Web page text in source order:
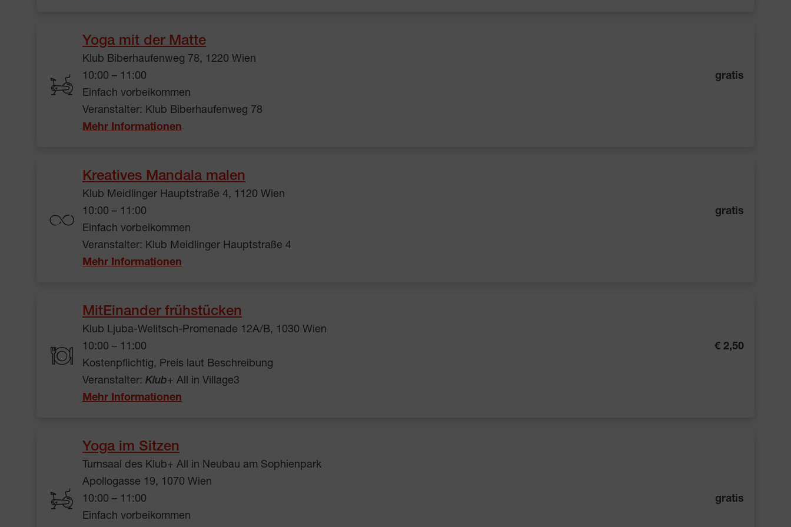
Yoga mit der Matte
Klub Biberhaufenweg 78, 1220 Wien
10:00 – 11:00
gratis
Einfach vorbeikommen
Veranstalter: Klub Biberhaufenweg 78
Mehr Informationen
Kreatives Mandala malen
Klub Meidlinger Hauptstraße 4, 1120 Wien
10:00 – 11:00
gratis
Einfach vorbeikommen
Veranstalter: Klub Meidlinger Hauptstraße 4
Mehr Informationen
MitEinander frühstücken
Klub Ljuba-Welitsch-Promenade 12A/B, 1030 Wien
10:00 – 11:00
€ 2,50
Kostenpflichtig, Preis laut Beschreibung
Veranstalter: Klub+ All in Village3
Mehr Informationen
Yoga im Sitzen
Turnsaal des Klub+ All in Neubau am Sophienpark
Apollogasse 19, 1070 Wien
10:00 – 11:00
gratis
Einfach vorbeikommen